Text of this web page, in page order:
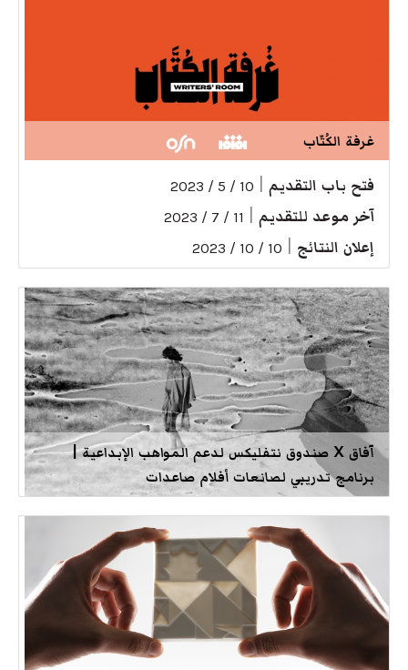
غرفة الكُتّاب
فتح باب التقديم 10 / 5 / 2023
آخر موعد للتقديم 11 / 7 / 2023
إعلان النتائج 10 / 10 / 2023
آفاق X صندوق نتفليكس لدعم المواهب الإبداعية |
برنامج تدريبي لصانعات أفلام صاعدات